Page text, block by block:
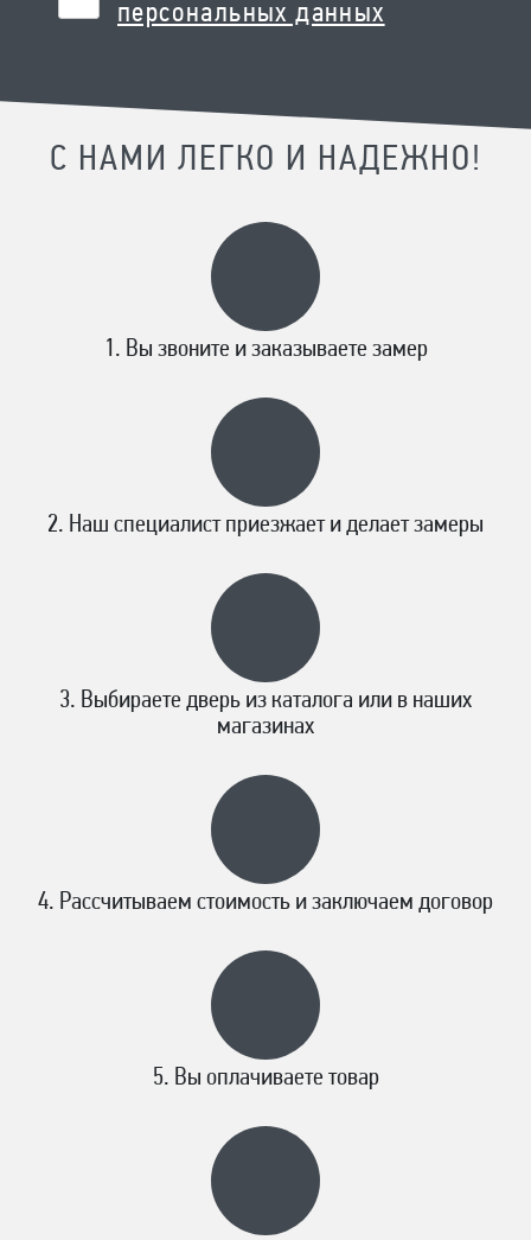
персональных данных
С НАМИ ЛЕГКО И НАДЕЖНО!
Вы звоните и заказываете замер
Наш специалист приезжает и делает замеры
Выбираете дверь из каталога или в наших
магазинах
Рассчитываем стоимость и заключаем договор
Вы оплачиваете товар